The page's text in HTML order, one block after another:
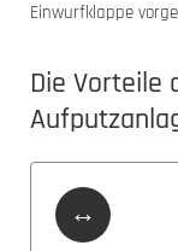
Einwurfklappe
Die Vorteile
↔